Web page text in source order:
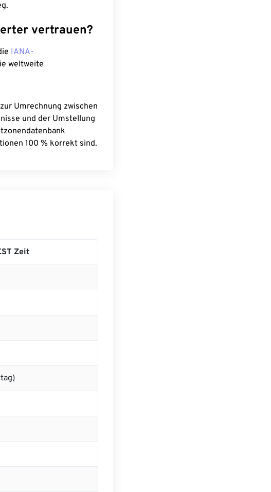
vertrauen?
IANA-
weltweite
Umrechnung zwischen
und der Umstellung
100 % korrekt sind.
Zeit